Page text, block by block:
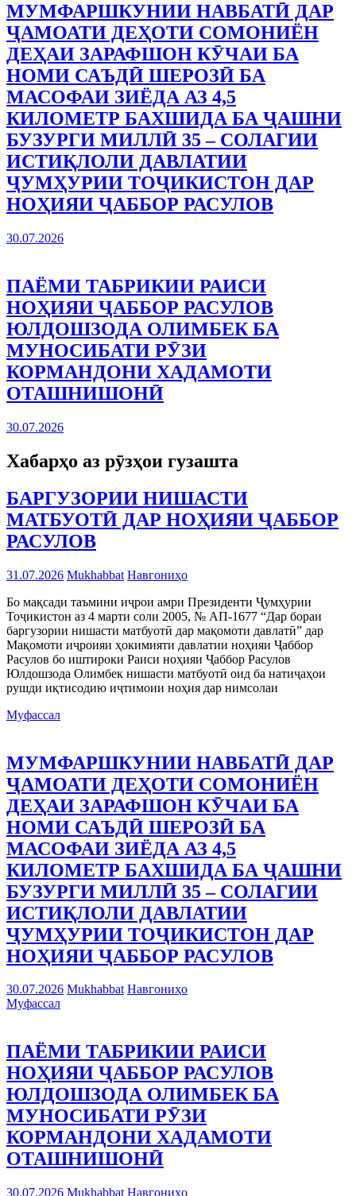
МУМФАРШКУНИИ НАВБАТӢ ДАР
ҶАМОАТИ ДЕҲОТИ СОМОНИЁН
ДЕҲАИ ЗАРАФШОН КӮЧАИ БА
НОМИ САЪДӢ ШЕРОЗӢ БА
МАСОФАИ ЗИЁДА АЗ 4,5
КИЛОМЕТР БАХШИДА БА ҶАШНИ
БУЗУРГИ МИЛЛӢ 35 – СОЛАГИИ
ИСТИҚЛОЛИ ДАВЛАТИИ
ҶУМҲУРИИ ТОҶИКИСТОН ДАР
НОҲИЯИ ҶАББОР РАСУЛОВ
30.07.2026
ПАЁМИ ТАБРИКИИ РАИСИ
НОҲИЯИ ҶАББОР РАСУЛОВ
ЮЛДОШЗОДА ОЛИМБЕК БА
МУНОСИБАТИ РӮЗИ
КОРМАНДОНИ ХАДАМОТИ
ОТАШНИШОНӢ
30.07.2026
Хабарҳо аз рӯзҳои гузашта
БАРГУЗОРИИ НИШАСТИ
МАТБУОТӢ ДАР НОҲИЯИ ҶАББОР
РАСУЛОВ
31.07.2026 Mukhabbat Навгониҳо
Бо мақсади таъмини иҷрои амри Президенти Ҷумҳурии
Тоҷикистон аз 4 марти соли 2005, № АП-1677 “Дар бораи
баргузории нишасти матбуотӣ дар мақомоти давлатӣ” дар
Мақомоти иҷроияи ҳокимияти давлатии ноҳияи Ҷаббор
Расулов бо иштироки Раиси ноҳияи Ҷаббор Расулов
Юлдошзода Олимбек нишасти матбуотӣ оид ба натиҷаҳои
рушди иқтисодию иҷтимоии ноҳия дар нимсолаи
Муфассал
МУМФАРШКУНИИ НАВБАТӢ ДАР
ҶАМОАТИ ДЕҲОТИ СОМОНИЁН
ДЕҲАИ ЗАРАФШОН КӮЧАИ БА
НОМИ САЪДӢ ШЕРОЗӢ БА
МАСОФАИ ЗИЁДА АЗ 4,5
КИЛОМЕТР БАХШИДА БА ҶАШНИ
БУЗУРГИ МИЛЛӢ 35 – СОЛАГИИ
ИСТИҚЛОЛИ ДАВЛАТИИ
ҶУМҲУРИИ ТОҶИКИСТОН ДАР
НОҲИЯИ ҶАББОР РАСУЛОВ
30.07.2026 Mukhabbat Навгониҳо
Муфассал
ПАЁМИ ТАБРИКИИ РАИСИ
НОҲИЯИ ҶАББОР РАСУЛОВ
ЮЛДОШЗОДА ОЛИМБЕК БА
МУНОСИБАТИ РӮЗИ
КОРМАНДОНИ ХАДАМОТИ
ОТАШНИШОНӢ
30.07.2026 Mukhabbat Навгониҳо